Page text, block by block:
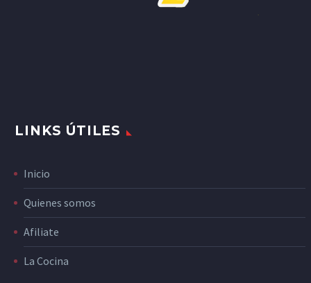
LINKS ÚTILES
Inicio
Quienes somos
Afiliate
La Cocina